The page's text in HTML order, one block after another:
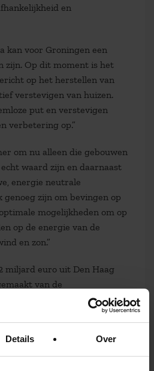
Details Over
en
kan voor Groningen een
zijn. Op dit moment is het
op het herstellen van
verstevigen van huizen.
put en verstevigen
verbetering op.”
om nu alleen die gebouwen
waard zijn en daarnaast
energie neutrale
zijn om bevingen op
mogelijkheden om op
op de energie van de
en zon.”
miljard euro uit Den Haag
van de
van de energierekening die
niet meer hebben. Op
de nieuwste
plaats hebben. Maar bij een